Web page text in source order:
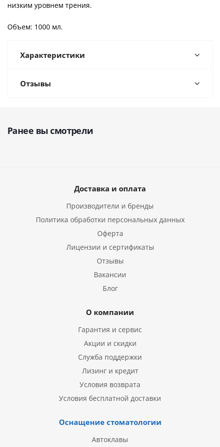
низким уровнем трения.
Объем: 1000 мл.
Характеристики
Отзывы
Ранее вы смотрели
Доставка и оплата
Производители и бренды
Политика обработки персональных данных
Оферта
Лицензии и сертификаты
Отзывы
Вакансии
Блог
О компании
Гарантия и сервис
Акции и скидки
Служба поддержки
Лизинг и кредит
Условия возврата
Условия бесплатной доставки
Оснащение стоматологии
Автоклавы